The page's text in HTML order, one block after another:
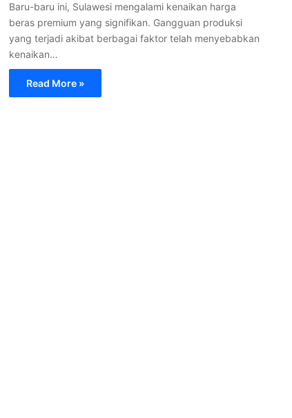
Baru-baru ini, Sulawesi mengalami kenaikan harga
beras premium yang signifikan. Gangguan produksi
yang terjadi akibat berbagai faktor telah menyebabkan
kenaikan…
Read More »